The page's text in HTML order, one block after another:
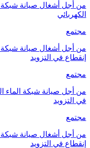
من أجل أشغال صيانة شبكة
الكهربائي
مجتمع
من أجل أشغال صيانة شبكة
إنقطاع في التزويد
مجتمع
من أجل صيانة شبكة الماء
في التزويد
مجتمع
من أجل أشغال صيانة شبكة
إنقطاع في التزويد